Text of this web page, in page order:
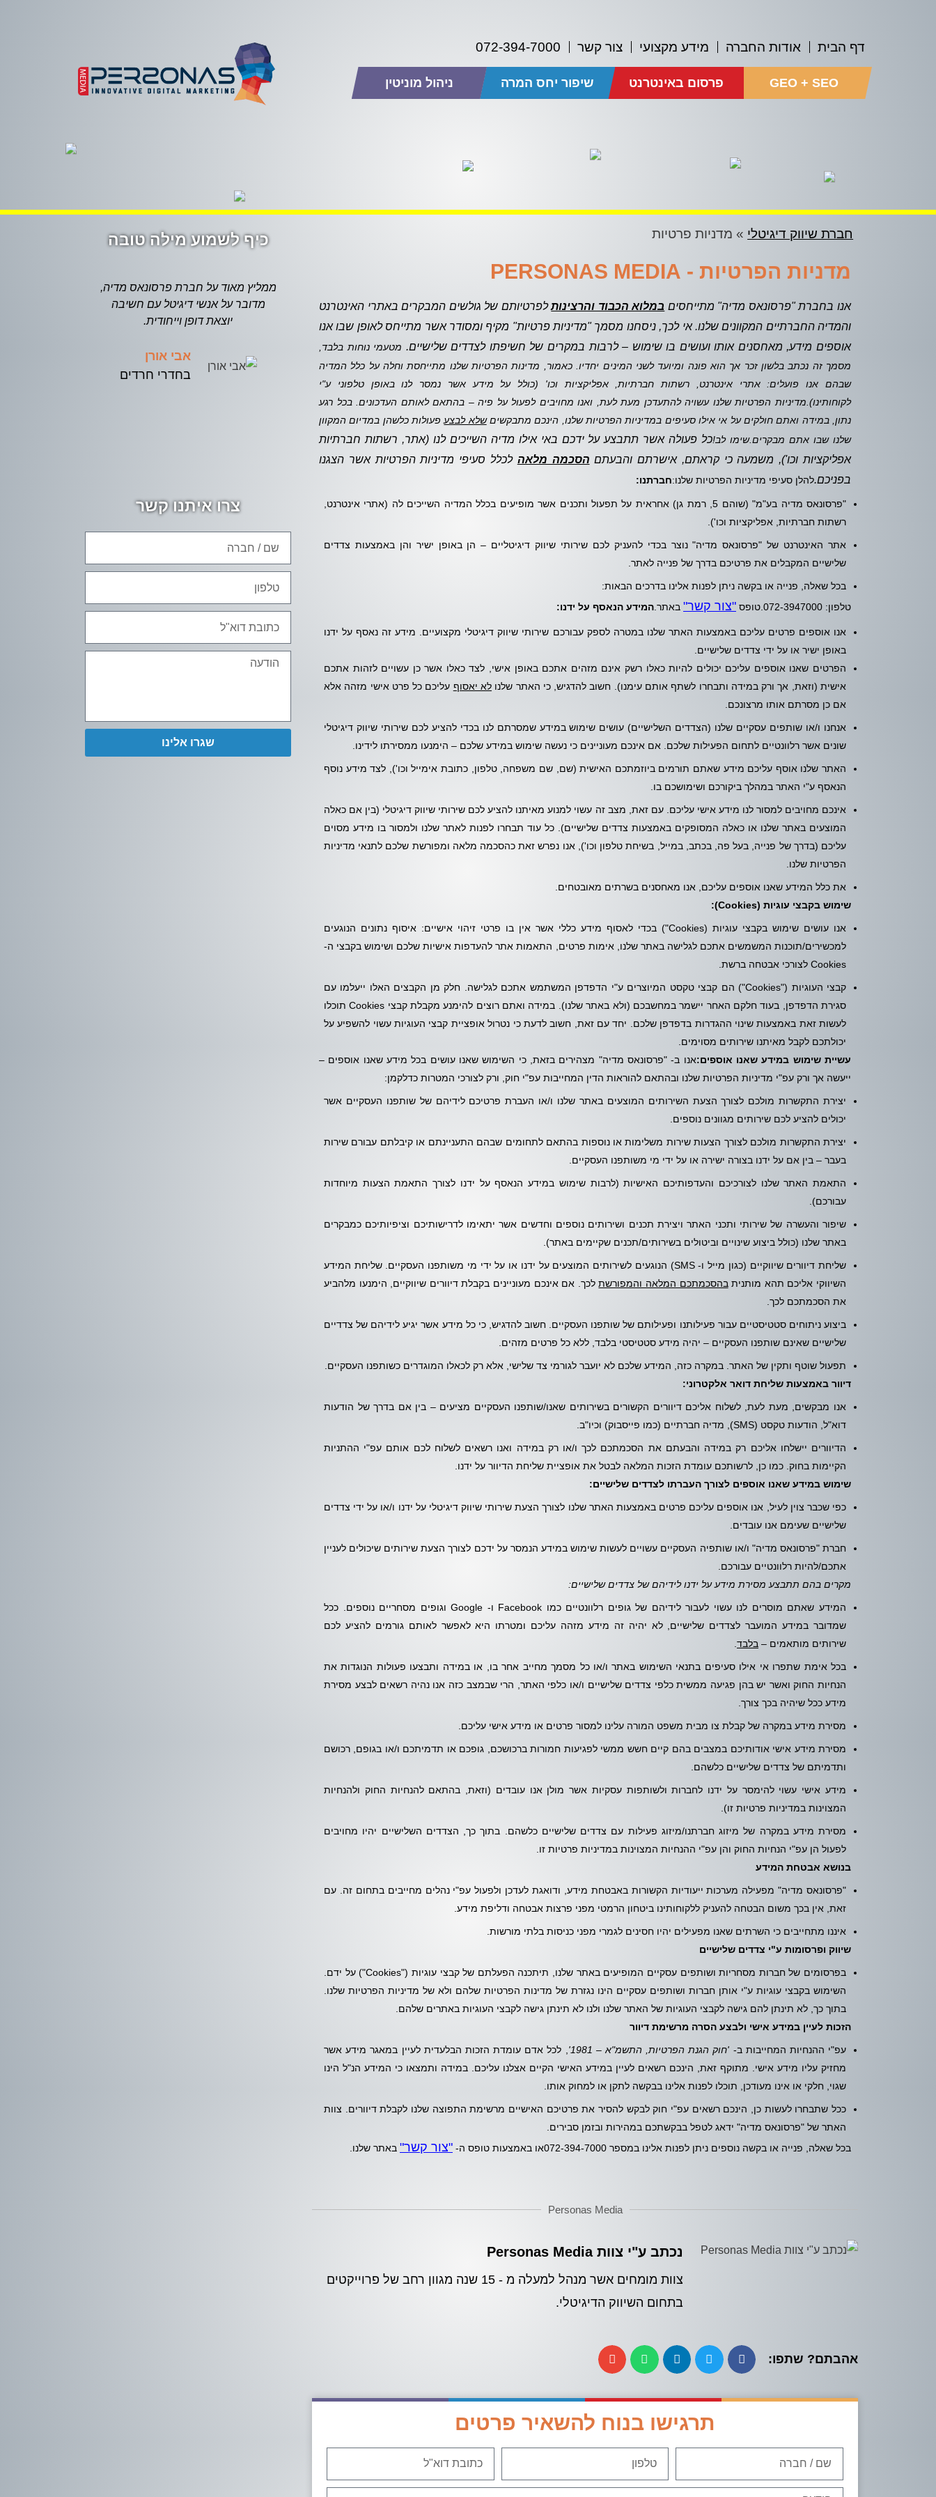
דף הבית אודות החברה מידע מקצועי צור קשר 072-394-7000
GEO + SEO פרסום באינטרנט שיפור יחס המרה ניהול מוניטין
חברת שיווק דיגיטלי » מדניות פרטיות
מדניות הפרטיות - PERSONAS MEDIA
אנו בחברת "פרסונאס מדיה" מתייחסים במלוא הכבוד והרצינות לפרטיותם של גולשים המבקרים באתרי האינטרנט
והמדיה החברתיים המקוונים שלנו. אי לכך, ניסחנו מסמך "מדיניות פרטיות" מקיף ומסודר אשר מתייחס לאופן שבו אנו
אוספים מידע, מאחסנים אותו ועושים בו שימוש – לרבות במקרים של חשיפתו לצדדים שלישיים. מטעמי נוחות בלבד,
מסמך זה נכתב בלשון זכר אך הוא פונה ומיועד לשני המינים יחדיו. כאמור, מדינות הפרטיות שלנו מתייחסת וחלה על כלל המדיה
שבהם אנו פועלים: אתרי אינטרנט, רשתות חברתיות, אפליקציות וכו' (כולל על מידע אשר נמסר לנו באופן טלפוני ע"י
לקוחותינו). מדיניות הפרטיות שלנו עשויה להתעדכן מעת לעת, ואנו מחויבים לפעול על פיה – בהתאם לאותם העדכונים. בכל רגע
נתון, במידה ואתם חולקים על אי אילו סעיפים במדיניות הפרטיות שלנו, הינכם מתבקשיםשלא לבצעפעולות כלשהן במדיום המקוון
שלנו שבו אתם מבקרים.שימו לב!כל פעולה אשר תתבצע על ידכם באי אילו מדיה השייכים לנו (אתר, רשתות חברתיות
אפליקציות וכו'), משמעה כי קראתם, אישרתם והבעתם הסכמה מלאה לכלל סעיפי מדיניות הפרטיות אשר הצגנו
בפניכם.להלן סעיפי מדיניות הפרטיות שלנו:חברתנו:
"פרסונאס מדיה בע"מ" (שוהם 5, רמת גן) אחראית על תפעול ותכנים אשר מופיעים בכלל המדיה השייכים לה (אתרי אינטרנט,
רשתות חברתיות, אפליקציות וכו').
אתר האינטרנט של "פרסונאס מדיה" נוצר בכדי להעניק לכם שירותי שיווק דיגיטליים – הן באופן ישיר והן באמצעות צדדים
שלישיים המקבלים את פרטיכם בדרך של פנייה לאתר.
בכל שאלה, פנייה או בקשה ניתן לפנות אלינו בדרכים הבאות:
טלפון: 072-3947000.טופס
"צור קשר" באתר. המידע הנאסף על ידנו:
אנו אוספים פרטים עליכם באמצעות האתר שלנו במטרה לספק עבורכם שירותי שיווק דיגיטלי מקצועיים. מידע זה נאסף על ידנו
באופן ישיר או על ידי צדדים שלישיים.
הפרטים שאנו אוספים עליכם יכולים להיות כאלו רשק אינם מזהים אתכם באופן אישי, לצד כאלו אשר כן עשויים לזהות אתכם
אישית (וזאת, אך ורק במידה ותבחרו לשתף אותם עימנו). חשוב להדגיש, כי האתר שלנו לא יאסוף עליכם כל פרט אישי מזהה אלא
אם כן מסרתם אותו מרצונכם.
אנחנו ו/או שותפים עסקיים שלנו (הצדדים השלישיים) עושים שימוש במידע שמסרתם לנו בכדי להציע לכם שירותי שיווק דיגיטלי
שונים אשר רלוונטיים לתחום הפעילות שלכם. אם אינכם מעוניינים כי נעשה שימוש במידע שלכם – הימנעו ממסירתו לידינו.
האתר שלנו אוסף עליכם מידע שאתם תורמים ביוזמתכם האישית (שם, שם משפחה, טלפון, כתובת אימייל וכו'), לצד מידע נוסף
הנאסף ע"י האתר במהלך ביקורכם ושימושכם בו.
אינכם מחויבים למסור לנו מידע אישי עליכם. עם זאת, מצב זה עשוי למנוע מאיתנו להציע לכם שירותי שיווק דיגיטלי (בין אם כאלה
המוצעים באתר שלנו או כאלה המסופקים באמצעות צדדים שלישיים). כל עוד תבחרו לפנות לאתר שלנו ולמסור בו מידע מסוים
עליכם (בדרך של פנייה, בעל פה, בכתב, במייל, בשיחת טלפון וכו'), אנו נפרש זאת כהסכמה מלאה ומפורשת שלכם לתנאי מדיניות
הפרטיות שלנו.
את כלל המידע שאנו אוספים עליכם, אנו מאחסנים בשרתים מאובטחים.
שימוש בקבצי עוגיות (Cookies
):
אנו עושים שימוש בקבצי עוגיות (Cookies") בכדי לאסוף מידע כללי אשר אין בו פרטי זיהוי אישיים: איסוף נתונים הנוגעים
למכשירים/תוכנות המשמשים אתכם לגלישה באתר שלנו, אימות פרטים, התאמות אתר להעדפות אישיות שלכם ושימוש בקבצי ה-
Cookies לצורכי אבטחה ברשת.
קבצי העוגיות ("Cookies") הם קבצי טקסט המיוצרים ע"י הדפדפן המשתמש אתכם לגלישה. חלק מן הקבצים האלו ייעלמו עם
סגירת הדפדפן, בעוד חלקם האחר יישמר במחשבכם (ולא באתר שלנו). במידה ואתם רוצים להימנע מקבלת קבצי Cookies תוכלו
לעשות זאת באמצעות שינוי ההגדרות בדפדפן שלכם. יחד עם זאת, חשוב לדעת כי נטרול אופציית קבצי העוגיות עשוי להשפיע על
יכולתכם לקבל מאיתנו שירותים מסוימים.
עשיית שימוש במידע שאנו אוספים:אנו ב- "פרסונאס מדיה" מצהירים בזאת, כי השימוש שאנו עושים בכל מידע שאנו אוספים –
ייעשה אך ורק עפ"י מדיניות הפרטיות שלנו ובהתאם להוראות הדין המחייבות עפ"י חוק, ורק לצורכי המטרות כדלקמן:
יצירת התקשרות מולכם לצורך הצעת השירותים המוצעים באתר שלנו ו/או העברת פרטיכם לידיהם של שותפנו העסקיים אשר
יכולים להציע לכם שירותים מגוונים נוספים.
יצירת התקשרות מולכם לצורך הצעות שירות משלימות או נוספות בהתאם לתחומים שבהם התעניינתם או קיבלתם עבורם שירות
בעבר – בין אם על ידנו בצורה ישירה או על ידי מי משותפנו העסקיים.
התאמת האתר שלנו לצורכיכם והעדפותיכם האישיות (לרבות שימוש במידע הנאסף על ידנו לצורך התאמת הצעות מיוחדות
עבורכם).
שיפור והעשרה של שירותי ותכני האתר ויצירת תכנים ושירותים נוספים וחדשים אשר יתאימו לדרישותיכם וציפיותיכם כמבקרים
באתר שלנו (כולל ביצוע שינויים וביטולים בשירותים/תכנים שקיימים באתר).
שליחת דיוורים שיווקיים (כגון מייל ו- SMS) הנוגעים לשירותים המוצעים על ידנו או על ידי מי משותפנו העסקיים. שליחת המידע
השיווקי אליכם תהא מותניתבהסכמתכם המלאה והמפורשתלכך. אם אינכם מעוניינים בקבלת דיוורים שיווקיים, הימנעו מלהביע
את הסכמתכם לכך.
ביצוע ניתוחים סטטיסטיים עבור פעילותנו ופעילותם של שותפנו העסקיים. חשוב להדגיש, כי כל מידע אשר יגיע לידיהם של צדדיים
שלישיים שאינם שותפנו העסקיים – יהיה מידע סטטיסטי בלבד, ללא כל פרטים מזהים.
תפעול שוטף ותקין של האתר. במקרה כזה, המידע שלכם לא יועבר לגורמי צד שלישי, אלא רק לכאלו המוגדרים כשותפנו העסקיים.
דיוור באמצעות שליחת דואר אלקטרוני:
אנו מבקשים, מעת לעת, לשלוח אליכם דיוורים הקשורים בשירותים שאנו/שותפנו העסקיים מציעים – בין אם בדרך של הודעות
דוא"ל, הודעות טקסט (SMS), מדיה חברתיים (כמו פייסבוק) וכיו"ב.
הדיוורים יישלחו אליכם רק במידה והבעתם את הסכמתכם לכך ו/או רק במידה ואנו רשאים לשלוח לכם אותם עפ"י ההתניות
הקיימות בחוק. כמו כן, לרשותכם עומדת הזכות המלאה לבטל את אופציית שליחת הדיוור על ידנו.
שימוש במידע שאנו אוספים לצורך העברתו לצדדים שלישיים:
כפי שכבר צוין לעיל, אנו אוספים עליכם פרטים באמצעות האתר שלנו לצורך הצעת שירותי שיווק דיגיטלי על ידנו ו/או על ידי צדדים
שלישיים שעימם אנו עובדים.
חברת "פרסונאס מדיה" ו/או שותפיה העסקיים עשויים לעשות שימוש במידע הנמסר על ידכם לצורך הצעת שירותים שיכולים לעניין
אתכם/להיות רלוונטיים עבורכם.
מקרים בהם תתבצע מסירת מידע על ידנו לידיהם של צדדים שלישיים:
המידע שאתם מוסרים לנו עשוי לעבור לידיהם של גופים רלוונטיים כמו Facebook ו- Google וגופים מסחריים נוספים. ככל
שמדובר במידע המועבר לצדדים שלישיים, לא יהיה זה מידע מזהה עליכם ומטרתו היא לאפשר לאותם גורמים להציע לכם
שירותים מותאמים – בלבד
בכל אימת שתפרו אי אילו סעיפים בתנאי השימוש באתר ו/או כל מסמך מחייב אחר בו, או במידה ותבצעו פעולות הנוגדות את
הנחיות החוק ואשר יש בהן פגיעה ממשית כלפי צדדים שלישיים ו/או כלפי האתר, הרי שבמצב כזה אנו נהיה רשאים לבצע מסירת
מידע ככל שיהיה בכך צורך.
מסירת מידע במקרה של קבלת צו מבית משפט המורה עלינו למסור פרטים או מידע אישי עליכם.
מסירת מידע אישי אודותיכם במצבים בהם קיים חשש ממשי לפגיעות חמורות ברכושכם, גופכם או תדמיתכם ו/או בגופם, רכושם
ותדמיתם של צדדים שלישיים כלשהם.
מידע אישי עשוי להימסר על ידנו לחברות ולשותפות עסקיות אשר מולן אנו עובדים (וזאת, בהתאם להנחיות החוק ולהנחיות
המצוינות במדיניות פרטיות זו).
מסירת מידע במקרה של מיזוג חברתנו/מיזוג פעילות עם צדדים שלישיים כלשהם. בתוך כך, הצדדים השלישיים יהיו מחויבים
לפעול הן עפ"י הנחיות החוק והן עפ"י ההנחיות המצוינות במדיניות פרטיות זו.
בנושא אבטחת המידע
"פרסונאס מדיה" מפעילה מערכות ייעודיות הקשורות באבטחת מידע, ודואגת לעדכן ולפעול עפ"י נהלים מחייבים בתחום זה. עם
זאת, אין בכך משום הבטחה להעניק ללקוחותינו ביטחון הרמטי מפני פרצות אבטחה ודליפת מידע.
איננו מתחייבים כי השרתים שאנו מפעילים יהיו חסינים לגמרי מפני כניסות בלתי מורשות.
שיווק ופרסומות ע"י צדדים שלישיים
בפרסומים של חברות מסחריות ושותפים עסקיים המופיעים באתר שלנו, תיתכנה הפעלתם של קבצי עוגיות ("Cookies") על ידם.
השימוש בקבצי עוגיות ע"י אותן חברות ושותפים עסקיים הינו נגזרת של מדינות הפרטיות שלהם ולא של מדיניות הפרטיות שלנו.
בתוך כך, לא תינתן להם גישה לקבצי העוגיות של האתר שלנו ולנו לא תינתן גישה לקבצי העוגיות באתרים שלהם.
הזכות לעיין במידע אישי ולבצע הסרה מרשימת דיוור
עפ"י ההנחיות המחייבות ב- 'חוק הגנת הפרטיות, התשמ"א – 1981'
, לכל אדם עומדת הזכות הבלעדית לעיין במאגר מידע אשר
מחזיק עליו מידע אישי. מתוקף זאת, הינכם רשאים לעיין במידע האישי הקיים אצלנו עליכם. במידה ותמצאו כי המידע הנ"ל הינו
שגוי, חלקי או אינו מעודכן, תוכלו לפנות אלינו בבקשה לתקן או למחוק אותו.
ככל שתבחרו לעשות כן, הינכם רשאים עפ"י חוק לבקש להסיר את פרטיכם האישיים מרשימת התפוצה שלנו לקבלת דיוורים. צוות
האתר של "פרסונאס מדיה" ידאג לטפל בבקשתכם במהירות ובזמן סבירים.
בכל שאלה, פנייה או בקשה נוספים ניתן לפנות אלינו במספר 072-394-7000או באמצעות טופס ה-
"צור קשר" באתר שלנו.
Personas Media
נכתב ע"י צוות Personas Media
צוות מומחים אשר מנהל למעלה מ - 15 שנה מגוון רחב של פרוייקטים
בתחום השיווק הדיגיטלי.
אהבתם? שתפו:
תרגישו בנוח להשאיר פרטים
כיף לשמוע מילה טובה
ממליץ מאוד על חברת פרסונאס מדיה,
מדובר על אנשי דיגיטל עם חשיבה
יוצאת דופן וייחודית.
אבי אורן
בחדרי חרדים
צרו איתנו קשר
שגרו אלינו